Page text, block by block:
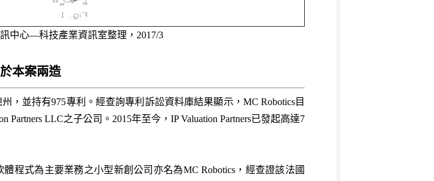
中心—科技產業資訊室整理，2017/3
本案兩造
，並持有975專利。經查詢專利訴訟資料庫結果顯示，MC Robotics目
LLC之子公司。2015年至今，IP Valuation Partners已發起高達7
程式為主要業務之小型新創公司亦名為MC Robotics，經查證該法國